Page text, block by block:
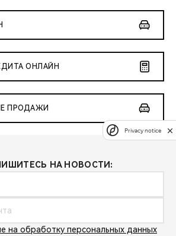
ОНЛАЙН
ПРОДАЖИ
НА НОВОСТИ:
на обработку персональных данных
Privacy notice